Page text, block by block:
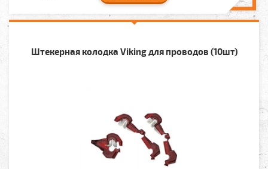
Штекерная колодка Viking для проводов (10шт)